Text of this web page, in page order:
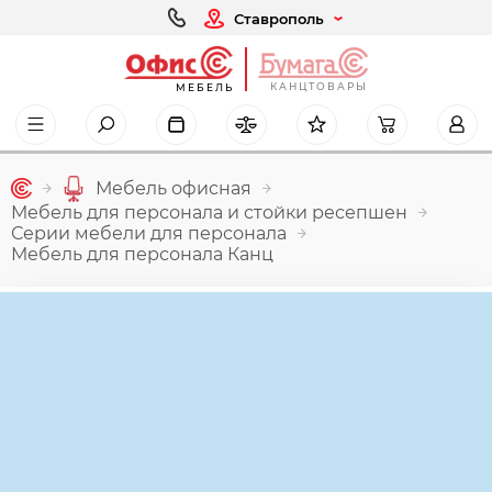
Ставрополь
МЕБЕЛЬ КАНЦТОВАРЫ
Мебель офисная
Мебель для персонала и стойки ресепшен
Серии мебели для персонала
Мебель для персонала Канц